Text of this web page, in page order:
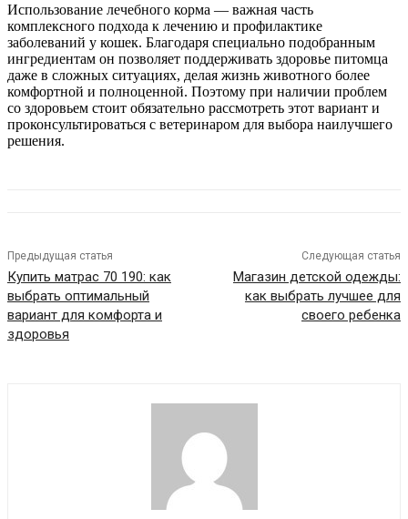
Использование лечебного корма — важная часть
комплексного подхода к лечению и профилактике
заболеваний у кошек. Благодаря специально подобранным
ингредиентам он позволяет поддерживать здоровье питомца
даже в сложных ситуациях, делая жизнь животного более
комфортной и полноценной. Поэтому при наличии проблем
со здоровьем стоит обязательно рассмотреть этот вариант и
проконсультироваться с ветеринаром для выбора наилучшего
решения.
Предыдущая статья
Купить матрас 70 190: как
выбрать оптимальный
вариант для комфорта и
здоровья
Следующая статья
Магазин детской одежды:
как выбрать лучшее для
своего ребенка